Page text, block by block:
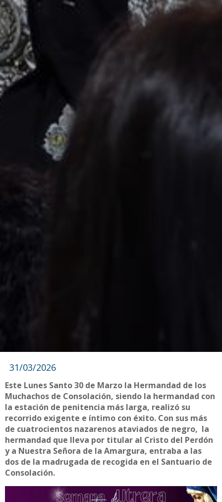
31/03/2026
Este Lunes Santo 30 de Marzo la Hermandad de los
Muchachos de Consolación, siendo la hermandad con
la estación de penitencia más larga, realizó su
recorrido exigente e íntimo con éxito. Con sus más
de cuatrocientos nazarenos ataviados de negro, la
hermandad que lleva por titular al Cristo del Perdón
y a Nuestra Señora de la Amargura, entraba a las
dos de la madrugada de recogida en el Santuario de
Consolación.